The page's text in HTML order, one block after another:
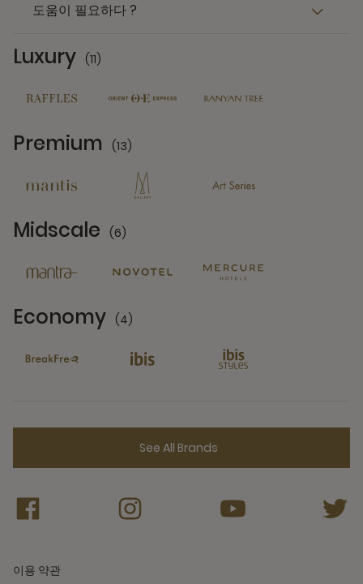
도움이 필요하다 ?
Luxury (11)
Premium (13)
Midscale (6)
Economy (4)
See All Brands
이용 약관